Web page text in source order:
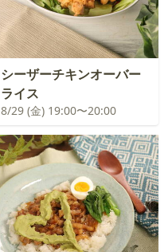
シーザーチキンオーバー
ライス
8/29 (金) 19:00〜20:00